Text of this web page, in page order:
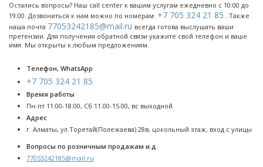
Остались вопросы? Наш call center к вашим услугам ежедневно с 10:00 до
19:00. Дозвониться к нам можно по номерам: +7 705 324 21 85 . Также
наша почта 77053242185@mail.ru всегда готова выслушать ваши
претензии. Для получения обратной связи укажите свой телефон и ваше
имя. Мы открыты к любым предложениям.
Телефон, WhatsApp
+7 705 324 21 85
Время работы
Пн-пт 11:00-18:00, Сб 11.00-15.00, вс выходной
Адрес
г. Алматы, ул.Торетай(Полежаева) 28в, цокольный этаж, вход с улицы
Вопросы по розничным продажам и.д.
77053242185@mail.ru